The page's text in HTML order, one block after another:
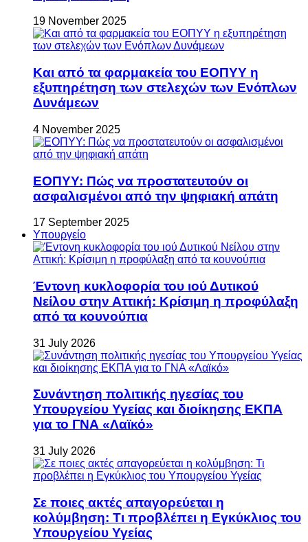
19 November 2025
Και από τα φαρμακεία του ΕΟΠΥΥ η
εξυπηρέτηση των στελεχών των Ενόπλων
Δυνάμεων
4 November 2025
ΕΟΠΥΥ: Πώς να προστατευτούν οι
ασφαλισμένοι από την ψηφιακή απάτη
17 September 2025
Υπουργείο
Έντονη κυκλοφορία του ιού Δυτικού
Νείλου στην Αττική: Κρίσιμη η προφύλαξη
από τα κουνούπια
31 July 2026
Συνάντηση πολιτικής ηγεσίας του
Υπουργείου Υγείας και διοίκησης ΕΚΠΑ
για το ΓΝΑ «Λαϊκό»
31 July 2026
Σε ποιες ακτές απαγορεύεται η
κολύμβηση: Τι προβλέπει η Εγκύκλιος του
Υπουργείου Υγείας